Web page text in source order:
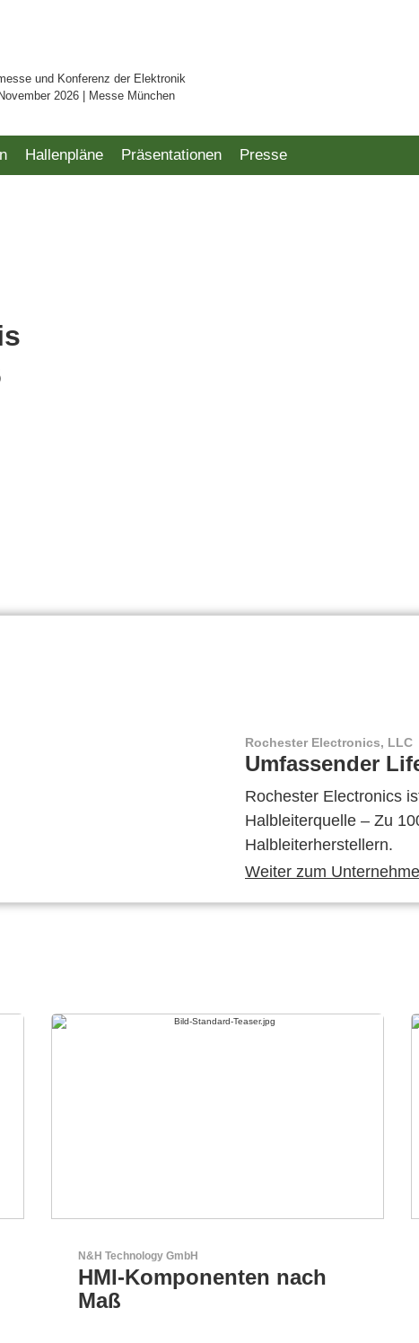
und Konferenz der Elektronik
2026 | Messe München
Hallenpläne Präsentationen Presse
Rochester Electronics, LLC
Umfassender
Rochester Electronics
Halbleiterquelle – Zu
Halbleiterherstellern.
Weiter zum
Aker Technology Co., Ltd.
AKER: Wo Präzision auf
Zuverlässigkeit trifft